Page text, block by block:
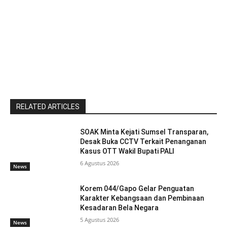
RELATED ARTICLES
News
SOAK Minta Kejati Sumsel Transparan,
Desak Buka CCTV Terkait Penanganan
Kasus OTT Wakil Bupati PALI
6 Agustus 2026
News
Korem 044/Gapo Gelar Penguatan
Karakter Kebangsaan dan Pembinaan
Kesadaran Bela Negara
5 Agustus 2026